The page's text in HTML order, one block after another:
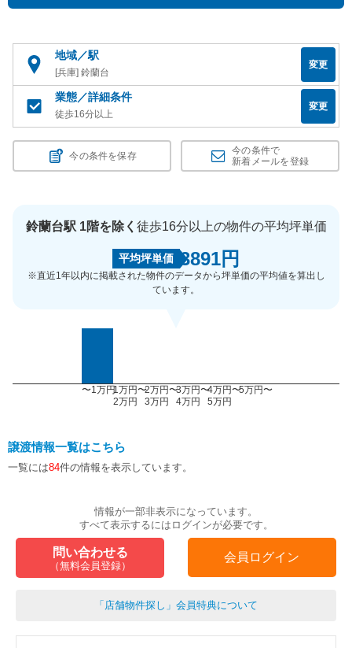
地域／駅
[兵庫] 鈴蘭台
変更
業態／詳細条件
徒歩16分以上
変更
今の条件を保存
今の条件で
新着メールを登録
鈴蘭台駅 1階を除く 徒歩16分以上の物件の平均坪単価
平均坪単価 3891円
※直近1年以内に掲載された物件のデータから坪単価の平均値を算出し
ています。
〜1万円1万円〜
2万円
2万円〜
3万円
3万円〜
4万円
4万円〜
5万円
5万円〜
譲渡情報一覧はこちら
一覧には84件の情報を表示しています。
情報が一部非表示になっています。
すべて表示するにはログインが必要です。
問い合わせる
（無料会員登録）
会員ログイン
「店舗物件探し」会員特典について